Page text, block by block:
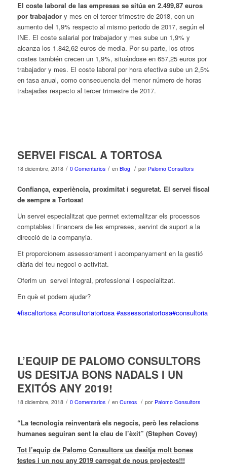
El coste laboral de las empresas se sitúa en 2.499,87 euros
por trabajadory mes en el tercer trimestre de 2018, con un
aumento del 1,9% respecto al mismo periodo de 2017, según el
INE. El coste salarial por trabajador y mes sube un 1,9% y
alcanza los 1.842,62 euros de media. Por su parte, los otros
costes también crecen un 1,9%, situándose en 657,25 euros por
trabajador y mes. El coste laboral por hora efectiva sube un 2,5%
en tasa anual, como consecuencia del menor número de horas
trabajadas respecto al tercer trimestre de 2017.
SERVEI FISCAL A TORTOSA
18 diciembre, 2018 / 0 Comentarios / en Blog / por Palomo Consultors
Confiança, experiència, proximitat i seguretat. El servei fiscal
de sempre a Tortosa!
Un servei especialitzat que permet externalitzar els processos
comptables i financers de les empreses, servint de suport a la
direcció de la companyia.
Et proporcionem assessorament i acompanyament en la gestió
diària del teu negoci o activitat.
Oferim un servei integral, professional i especialitzat.
En què et podem ajudar?
#fiscaltortosa #consultoriatortosa #assessoriatortosa#consultoria
L’EQUIP DE PALOMO CONSULTORS
US DESITJA BONS NADALS I UN
EXITÓS ANY 2019!
18 diciembre, 2018 / 0 Comentarios / en Cursos / por Palomo Consultors
“La tecnologia reinventarà els negocis, però les relacions
humanes seguiran sent la clau de l’èxit” (Stephen Covey)
Tot l’equip de Palomo Consultors us desitja molt bones
festes i un nou any 2019 carregat de nous projectes!!!